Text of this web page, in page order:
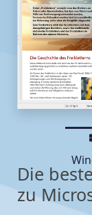
Die
zu